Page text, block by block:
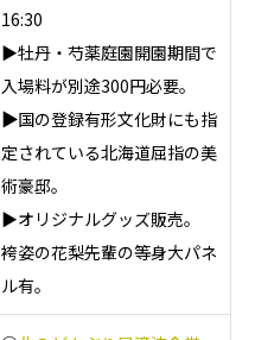
16:30
▶牡丹・芍薬庭園開園期間で
入場料が別途300円必要。
▶国の登録有形文化財にも指
定されている北海道屈指の美
術豪邸。
▶オリジナルグッズ販売。
袴姿の花梨先輩の等身大パネ
ル有。